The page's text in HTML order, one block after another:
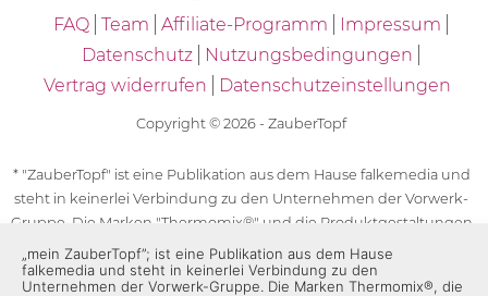
FAQ Team Affiliate-Programm
Impressum
Datenschutz
Nutzungsbedingungen
Vertrag widerrufen
Datenschutzeinstellungen
Copyright © 2026 - ZauberTopf
* "ZauberTopf" ist eine Publikation aus dem Hause falkemedia und
steht in keinerlei Verbindung zu den Unternehmen der Vorwerk-
Gruppe. Die Marken "Thermomix®" und die Produktgestaltungen
des "Thermomix®" sind eingetragene Marken der Unternehmen
der Vorwerk-Gruppe. Die Marken Thermomix®, die Zeichen TM5®,
„mein ZauberTopf”; ist eine Publikation aus dem Hause
falkemedia und steht in keinerlei Verbindung zu den
Unternehmen der Vorwerk-Gruppe. Die Marken Thermomix®, die